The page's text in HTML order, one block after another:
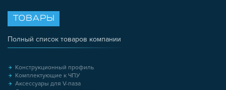
ТОВАРЫ
Полный список товаров компании
Конструкционный профиль
Комплектующие к ЧПУ
Аксессуары для V-паза